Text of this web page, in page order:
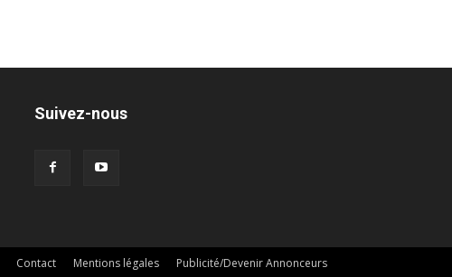
Suivez-nous
Contact Mentions légales Publicité/Devenir Annonceurs